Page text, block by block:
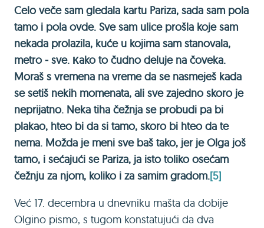
Celo veče sam gledala kartu Pariza, sada sam pola
tamo i pola ovde. Sve sam ulice prošla koje sam
nekada prolazila, kuće u kojima sam stanovala,
metro ‒ sve. Кako to čudno deluje na čoveka.
Moraš s vremena na vreme da se nasmeješ kada
se setiš nekih momenata, ali sve zajedno skoro je
neprijatno. Neka tiha čežnja se probudi pa bi
plakao, hteo bi da si tamo, skoro bi hteo da te
nema. Možda je meni sve baš tako, jer je Olga još
tamo, i sećajući se Pariza, ja isto toliko osećam
čežnju za njom, koliko i za samim gradom.[5]
Već 17. decembra u dnevniku mašta da dobije
Olgino pismo, s tugom konstatujući da dva